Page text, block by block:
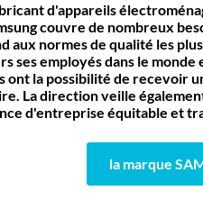
d'appareils
couvre de nombreux
aux normes de qualité les
ses employés dans le
ont la possibilité de recevoir
La direction veille
d'entreprise équitable et
la marque